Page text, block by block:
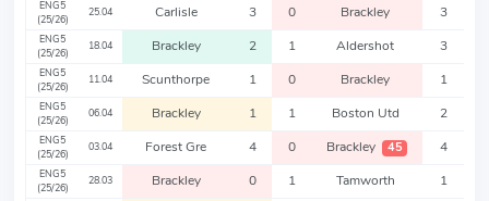
ENG5
(25/26)
25.04 Carlisle 3 0 Brackley 3
ENG5
(25/26)
18.04 Brackley 2 1 Aldershot 3
ENG5
(25/26)
11.04 Scunthorpe 1 0 Brackley 1
ENG5
(25/26)
06.04 Brackley 1 1 Boston Utd 2
ENG5
(25/26)
03.04 Forest Gre 4 0 Brackley 45 4
ENG5
(25/26)
28.03 Brackley 0 1 Tamworth 1